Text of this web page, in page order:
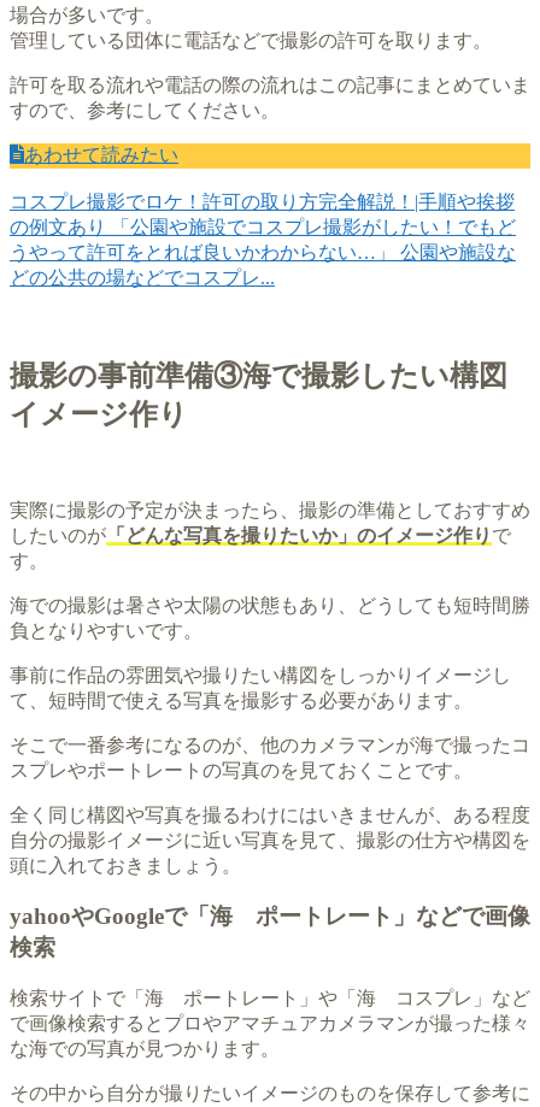
場合が多いです。
管理している団体に電話などで撮影の許可を取ります。
許可を取る流れや電話の際の流れはこの記事にまとめていま
すので、参考にしてください。
あわせて読みたい
コスプレ撮影でロケ！許可の取り方完全解説！|手順や挨拶
の例文あり
「公園や施設でコスプレ撮影がしたい！でもど
うやって許可をとれば良いかわからない…」 公園や施設な
どの公共の場などでコスプレ...
撮影の事前準備③海で撮影したい構図
イメージ作り
実際に撮影の予定が決まったら、撮影の準備としておすすめ
したいのが 「どんな写真を撮りたいか」のイメージ作り で
す。
海での撮影は暑さや太陽の状態もあり、どうしても短時間勝
負となりやすいです。
事前に作品の雰囲気や撮りたい構図をしっかりイメージし
て、短時間で使える写真を撮影する必要があります。
そこで一番参考になるのが、他のカメラマンが海で撮ったコ
スプレやポートレートの写真のを見ておくことです。
全く同じ構図や写真を撮るわけにはいきませんが、ある程度
自分の撮影イメージに近い写真を見て、撮影の仕方や構図を
頭に入れておきましょう。
yahooやGoogleで「海 ポートレート」などで画像
検索
検索サイトで「海 ポートレート」や「海 コスプレ」など
で画像検索するとプロやアマチュアカメラマンが撮った様々
な海での写真が見つかります。
その中から自分が撮りたいイメージのものを保存して参考に